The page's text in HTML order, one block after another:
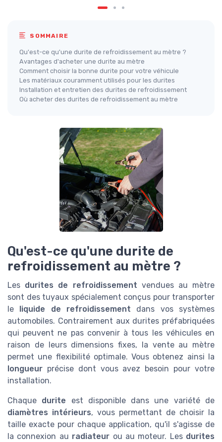
SOMMAIRE
Qu'est-ce qu'une durite de refroidissement au mètre ?
Avantages d'acheter une durite au mètre
Comment choisir la bonne durite pour votre véhicule
Les matériaux couramment utilisés pour les durites
Installation et entretien des durites de refroidissement
Où acheter des durites de refroidissement au mètre
Qu'est-ce qu'une durite de
refroidissement au mètre ?
Les durites de refroidissement vendues au mètre
sont des tuyaux spécialement conçus pour transporter
le
liquide de refroidissement dans vos systèmes
automobiles. Contrairement aux durites préfabriquées
qui peuvent ne pas convenir à tous les véhicules en
raison de leurs dimensions fixes, la vente au mètre
permet une flexibilité optimale. Vous obtenez ainsi la
longueur précise dont vous avez besoin pour votre
installation.
Chaque durite est disponible dans une variété de
diamètres intérieurs, vous permettant de choisir la
taille exacte pour chaque application, qu'il s'agisse de
la connexion au radiateur ou au moteur. Les durites